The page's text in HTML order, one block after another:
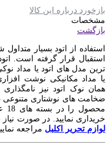
بازخورد درباره این کالا
مشخصات
بازگشت
استفاده از اتود بسیار
استقبال قرار گرفته است.
یا مداد مکانیکی نوشت
همان نوک اتود نیز
ضخامت های نوشتاری متنوعی
خریداری نمایید. در صورت
لوازم تحریر اکلیل مراجعه